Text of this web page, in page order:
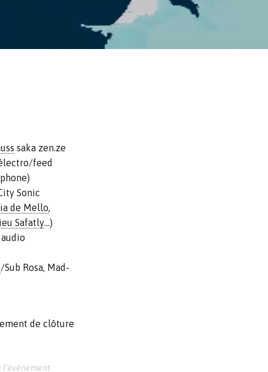
saka zen.ze
feed
Sonic
de Mello,
Safatly…)
/Sub Rosa, Mad-
de clôture
l’événement